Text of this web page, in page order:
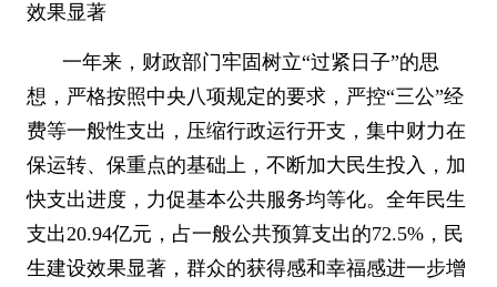
效果显著
一年来，财政部门牢固树立“过紧日子”的思
想，严格按照中央八项规定的要求，严控“三公”经
费等一般性支出，压缩行政运行开支，集中财力在
保运转、保重点的基础上，不断加大民生投入，加
快支出进度，力促基本公共服务均等化。全年民生
支出20.94亿元，占一般公共预算支出的72.5%，民
生建设效果显著，群众的获得感和幸福感进一步增